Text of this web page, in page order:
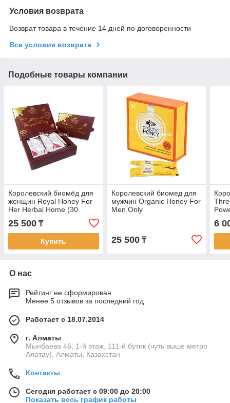
Условия возврата
Возврат товара в течение 14 дней по договоренности
Все условия возврата
Подобные товары компании
Королевский биомёд для
женщин Royal Honey For
Her Herbal Home (30
пакетиков по 10 г,
Малайзия)
25 500 ₸
Купить
Королевский биомед для
мужчин Organic Honey For
Men Only
25 500₸
6
О нас
Рейтинг не сформирован
Менее 5 отзывов за последний год
Работает с 18.07.2014
г. Алматы
Мынбаева 46, 1-й этаж, 111-й бутик (чуть выше метро
Алатау), Алматы, Казахстан
Контакты
Сегодня работает с 09:00 до 20:00
Показать весь график работы